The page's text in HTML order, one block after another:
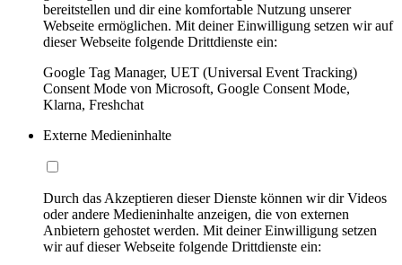
bereitstellen und dir eine komfortable Nutzung unserer
Webseite ermöglichen. Mit deiner Einwilligung setzen wir auf
dieser Webseite folgende Drittdienste ein:
Google Tag Manager, UET (Universal Event Tracking)
Consent Mode von Microsoft, Google Consent Mode,
Klarna, Freshchat
Externe Medieninhalte
Durch das Akzeptieren dieser Dienste können wir dir Videos
oder andere Medieninhalte anzeigen, die von externen
Anbietern gehostet werden. Mit deiner Einwilligung setzen
wir auf dieser Webseite folgende Drittdienste ein: